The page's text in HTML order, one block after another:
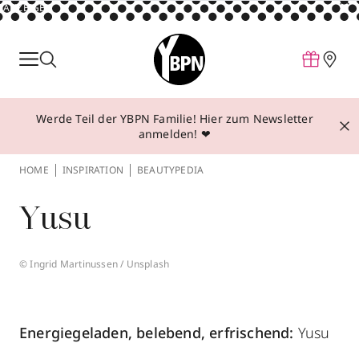
ANZEIGE
Parfum
Make-up
Behandlungen
Über YBPN
Aktionen
Werde Teil der YBPN Familie! Hier zum Newsletter
anmelden! ❤
HOME INSPIRATION BEAUTYPEDIA
Yusu
© Ingrid Martinussen / Unsplash
Energiegeladen, belebend, erfrischend: Yusu